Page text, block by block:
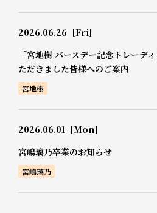
2026.06.26 [Fri]
「宮地樹 バースデー記念トレーデ
ただきました皆様へのご案内
宮地樹
2026.06.01 [Mon]
宮嶋璃乃卒業のお知らせ
宮嶋璃乃